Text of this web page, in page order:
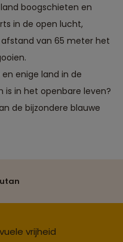
boogschieten en
in de open lucht,
van 65 meter het
enige land in de
is in het openbare leven?
de bijzondere blauwe
vrijheid